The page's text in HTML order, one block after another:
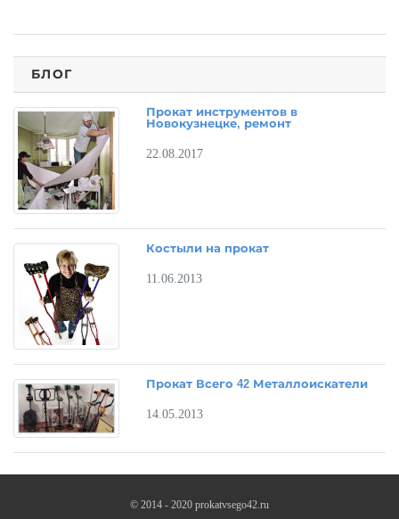
БЛОГ
Прокат инструментов в
Новокузнецке, ремонт
22.08.2017
Костыли на прокат
11.06.2013
Прокат Всего 42 Металлоискатели
14.05.2013
© 2014 - 2020 prokatvsego42.ru